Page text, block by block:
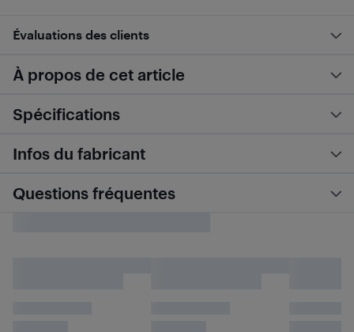
Évaluations des clients
À propos de cet article
Spécifications
Infos du fabricant
Questions fréquentes